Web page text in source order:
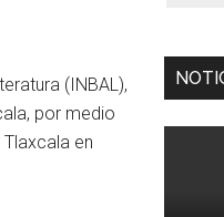
(INBAL),
por medio
en